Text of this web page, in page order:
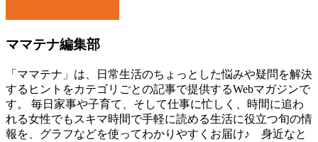
ママテナ編集部
「ママテナ」は、日常生活のちょっとした悩みや疑問を解決
するヒントをカテゴリごとの記事で提供するWebマガジンで
す。 毎日家事や子育て、そして仕事に忙しく、時間に追わ
れる女性でもスキマ時間で手軽に読める生活に役立つ旬の情
報を、グラフなどを使ってわかりやすくお届け♪ 身近なと